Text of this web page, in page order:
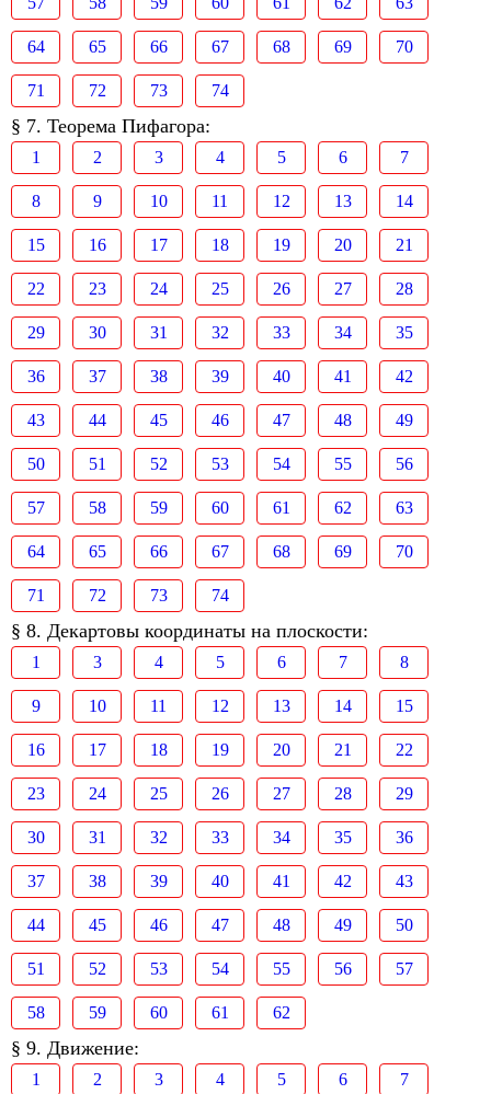
64 65 66 67 68 69 70
71 72 73 74
§ 7. Теорема Пифагора:
1 2 3 4 5 6 7
8 9 10 11 12 13 14
15 16 17 18 19 20 21
22 23 24 25 26 27 28
29 30 31 32 33 34 35
36 37 38 39 40 41 42
43 44 45 46 47 48 49
50 51 52 53 54 55 56
57 58 59 60 61 62 63
64 65 66 67 68 69 70
71 72 73 74
§ 8. Декартовы координаты на плоскости:
1 3 4 5 6 7 8
9 10 11 12 13 14 15
16 17 18 19 20 21 22
23 24 25 26 27 28 29
30 31 32 33 34 35 36
37 38 39 40 41 42 43
44 45 46 47 48 49 50
51 52 53 54 55 56 57
58 59 60 61 62
§ 9. Движение:
1 2 3 4 5 6 7